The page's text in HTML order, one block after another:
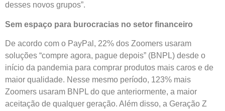
desses novos grupos”.
Sem espaço para burocracias no setor financeiro
De acordo com o PayPal, 22% dos Zoomers usaram
soluções “compre agora, pague depois” (BNPL) desde o
início da pandemia para comprar produtos mais caros e de
maior qualidade. Nesse mesmo período, 123% mais
Zoomers usaram BNPL do que anteriormente, a maior
aceitação de qualquer geração. Além disso, a Geração Z